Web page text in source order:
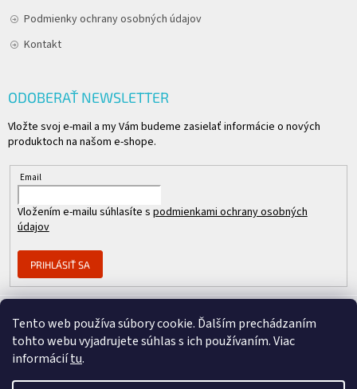
Tento web používa súbory cookie. Ďalším prechádzaním
tohto webu vyjadrujete súhlas s ich používaním. Viac
informáciítu.
Podmienky ochrany osobných údajov
Kontakt
ODOBERAŤ NEWSLETTER
Vložte svoj e-mail a my Vám budeme zasielať informácie o nových
produktoch na našom e-shope.
Email
Vložením e-mailu súhlasíte s podmienkami ochrany osobných
údajov
PRIHLÁSIŤ SA
Člen skupiny